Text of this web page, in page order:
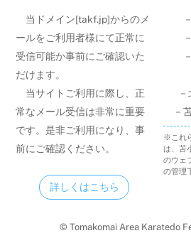
当ドメイン[takf.jp]からのメ
ールをご利用者様にて正常に
受信可能か事前にご確認いた
だけます。
当サイトご利用に際し、正
常なメール受信は非常に重要
です。是非ご利用になり、事
前にご確認ください。
詳しくはこちら
－
※これ
は、苫
のウェ
の管理
© Tomakomai Area Karatedo